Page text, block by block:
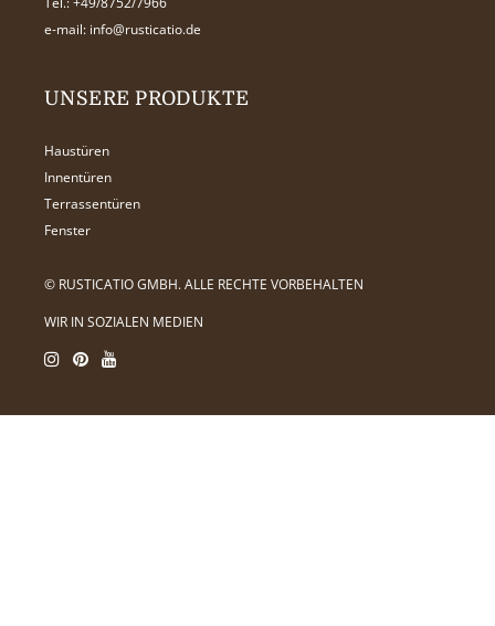
e-mail: info@rusticatio.de
UNSERE PRODUKTE
Haustüren
Innentüren
Terrassentüren
Fenster
© RUSTICATIO GMBH. ALLE RECHTE VORBEHALTEN
WIR IN SOZIALEN MEDIEN